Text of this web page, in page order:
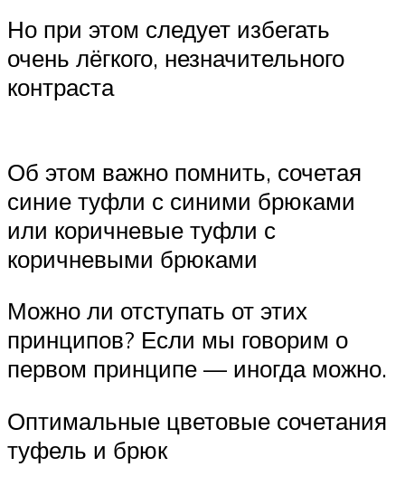
Но при этом следует избегать
очень лёгкого, незначительного
контраста
Об этом важно помнить, сочетая
синие туфли с синими брюками
или коричневые туфли с
коричневыми брюками
Можно ли отступать от этих
принципов? Если мы говорим о
первом принципе — иногда можно.
Оптимальные цветовые сочетания
туфель и брюк